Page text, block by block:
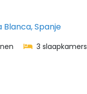
Spanje
3 slaapkamers